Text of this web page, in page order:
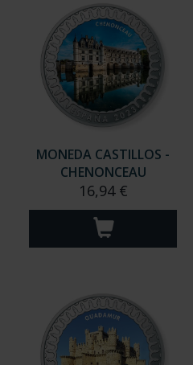
MONEDA CASTILLOS -
CHENONCEAU
16,94 €